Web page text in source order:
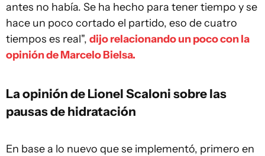
antes no había. Se ha hecho para tener tiempo y se
hace un poco cortado el partido, eso de cuatro
tiempos es real", dijo relacionando un poco con la
opinión de Marcelo Bielsa.
La opinión de Lionel Scaloni sobre las
pausas de hidratación
En base a lo nuevo que se implementó, primero en